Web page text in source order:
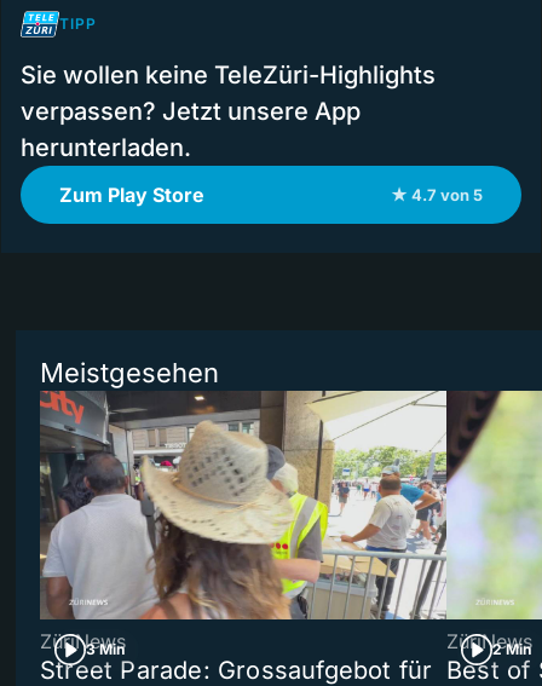
TIPP
Sie wollen keine TeleZüri-Highlights
verpassen? Jetzt unsere App
herunterladen.
Zum Play Store ★ 4.7 von 5
Meistgesehen
3 Min
ZüriNews
Street Parade: Grossaufgebot für
2 Min
ZüriNews
Best of